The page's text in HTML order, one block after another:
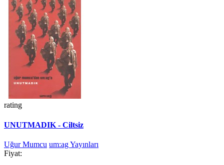
rating
UNUTMADIK - Ciltsiz
Uğur Mumcu um:ag Yayınları
Fiyat: